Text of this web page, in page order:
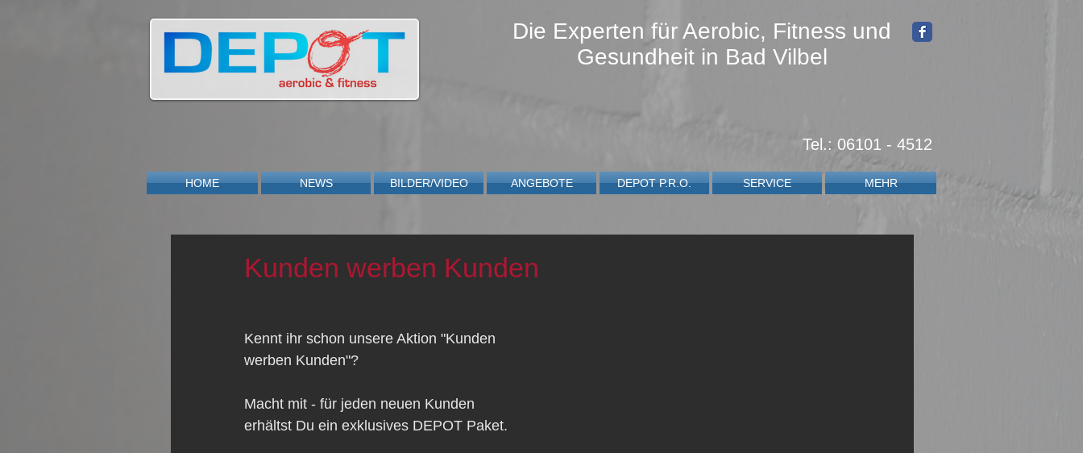
Die Experten für Aerobic, Fitness und
Gesundheit in Bad Vilbel
Tel.: 06101 - 4512
HOME NEWS BILDER/VIDEO ANGEBOTE DEPOT P.R.O. SERVICE MEHR
Kunden werben Kunden
Kennt ihr schon unsere Aktion "Kunden
werben Kunden"?
Macht mit - für jeden neuen Kunden
erhältst Du ein exklusives DEPOT Paket.